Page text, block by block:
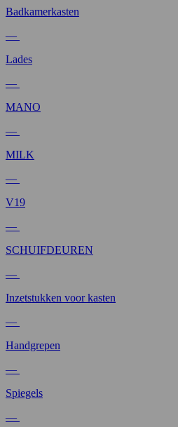
Badkamerkasten
—
Lades
—
MANO
—
MILK
—
V19
—
SCHUIFDEUREN
—
Inzetstukken voor kasten
—
Handgrepen
—
Spiegels
—